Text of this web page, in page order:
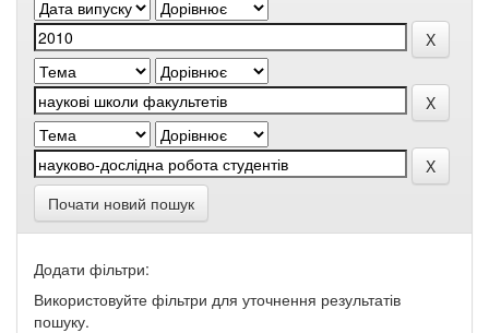
Почати новий пошук
Додати фільтри:
Використовуйте фільтри для уточнення результатів
пошуку.